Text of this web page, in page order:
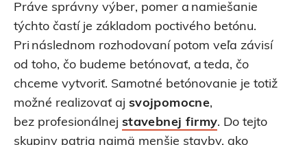
Práve správny výber, pomer a namiešanie
týchto častí je základom poctivého betónu.
Pri následnom rozhodovaní potom veľa závisí
od toho, čo budeme betónovať, a teda, čo
chceme vytvoriť. Samotné betónovanie je totiž
možné realizovať aj svojpomocne,
bez profesionálnej stavebnej firmy. Do tejto
skupiny patria najmä menšie stavby, ako